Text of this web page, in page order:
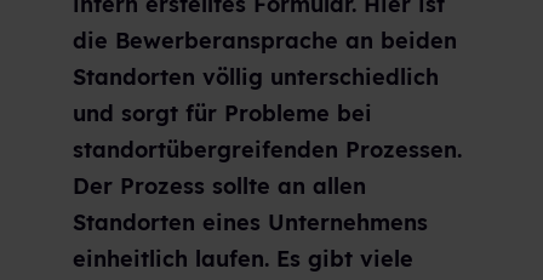
die Bewerberansprache an beiden
Standorten völlig unterschiedlich
und sorgt für Probleme bei
standortübergreifenden Prozessen.
Der Prozess sollte an allen
Standorten eines Unternehmens
einheitlich laufen. Es gibt viele